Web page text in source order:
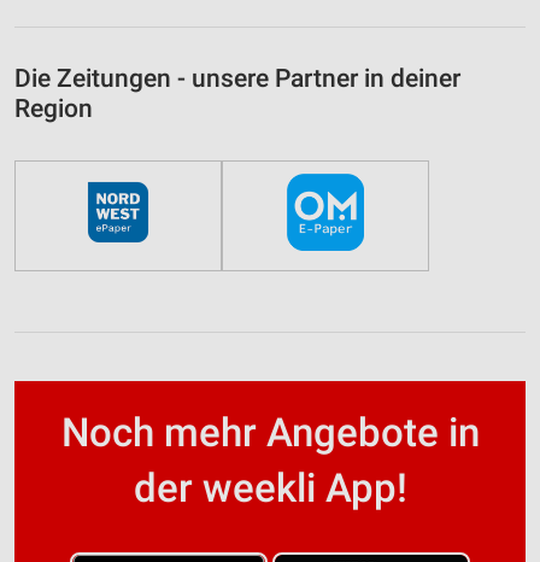
Die Zeitungen - unsere Partner in deiner
Region
Noch mehr Angebote in
der weekli App!